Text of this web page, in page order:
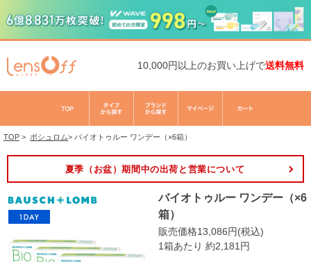
10,000円以上のお買い上げで送料無料
TOP > ボシュロム> バイオトゥルー ワンデー（×6箱）
夏季（お盆）期間中の出荷と営業について
バイオトゥルー ワンデー（×6
箱）
販売価格13,086円(税込)
1箱あたり 約2,181円